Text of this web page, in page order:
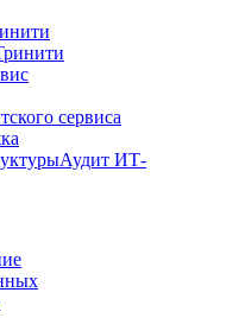
сервиса
Аудит ИТ-